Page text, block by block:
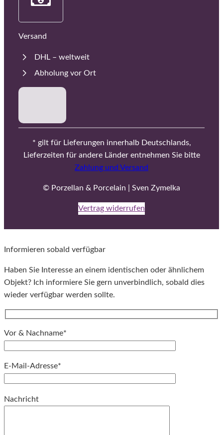
Versand
DHL – weltweit
Abholung vor Ort
* gilt für Lieferungen innerhalb Deutschlands,
Lieferzeiten für andere Länder entnehmen Sie bitte
Zahlung und Versand
© Porzellan & Porcelain | Sven Zymelka
Vertrag widerrufen
Informieren sobald verfügbar
Haben Sie Interesse an einem identischen oder ähnlichem
Objekt? Ich informiere Sie gern unverbindlich, sobald dies
wieder verfügbar werden sollte.
Vor & Nachname*
E-Mail-Adresse*
Nachricht